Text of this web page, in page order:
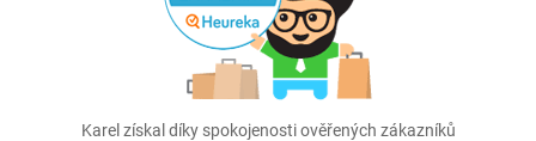
Karel získal díky spokojenosti ověřených zákazníků